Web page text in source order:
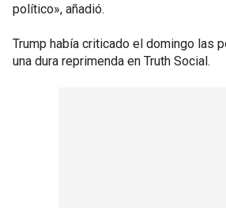
político», añadió.
Trump había criticado el domingo las
una dura reprimenda en Truth Social.